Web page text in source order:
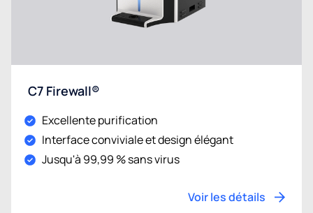
C7 Firewall®
Excellente purification
Interface conviviale et design élégant
Jusqu'à 99,99 % sans virus
Voir les détails